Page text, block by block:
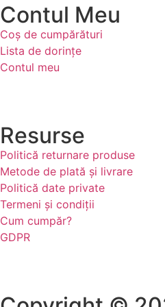
Contul Meu
Coș de cumpărături
Lista de dorințe
Contul meu
Resurse
Politică returnare produse
Metode de plată și livrare
Politică date private
Termeni și condiții
Cum cumpăr?
GDPR